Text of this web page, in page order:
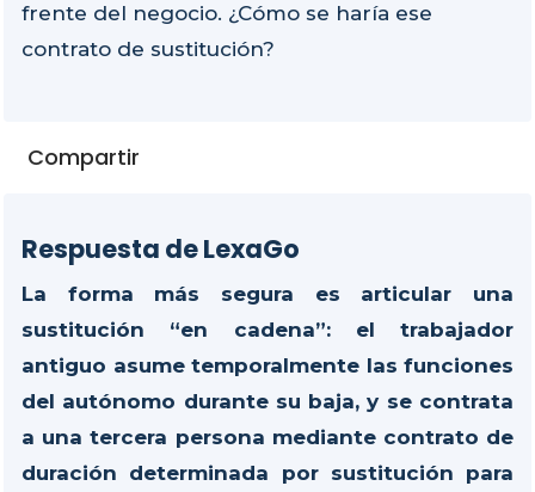
frente del negocio. ¿Cómo se haría ese
contrato de sustitución?
Compartir
Respuesta de LexaGo
La forma más segura es articular una
sustitución “en cadena”: el trabajador
antiguo asume temporalmente las funciones
del autónomo durante su baja, y se contrata
a una tercera persona mediante contrato de
duración determinada por sustitución para